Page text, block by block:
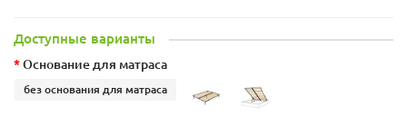
Доступные варианты
Основание для матраса
без основания для матраса